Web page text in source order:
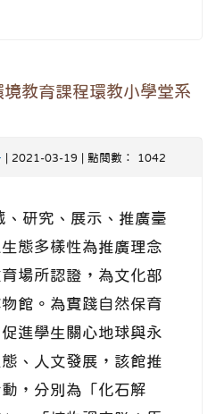
教育課程環教小學堂系
| 2021-03-19 | 點閱數： 1042
、研究、展示、推廣臺
態多樣性為推廣理念
場所認證，為文化部
館。為實踐自然保育
進學生關心地球與永
、人文發展，該館推
，分別為「化石解